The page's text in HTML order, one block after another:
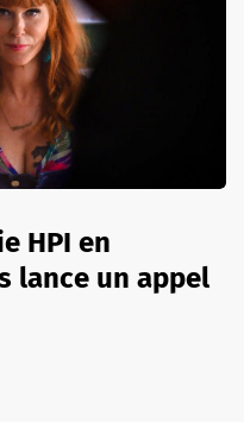
HPI en
lance un appel